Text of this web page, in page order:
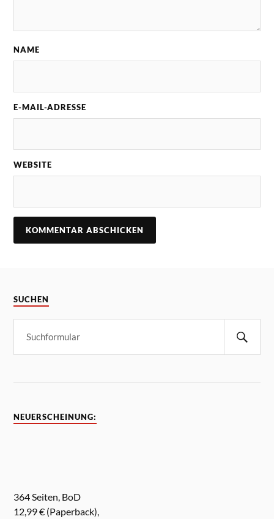
NAME
E-MAIL-ADRESSE
WEBSITE
SUCHEN
NEUERSCHEINUNG:
364 Seiten, BoD
12,99 € (Paperback),